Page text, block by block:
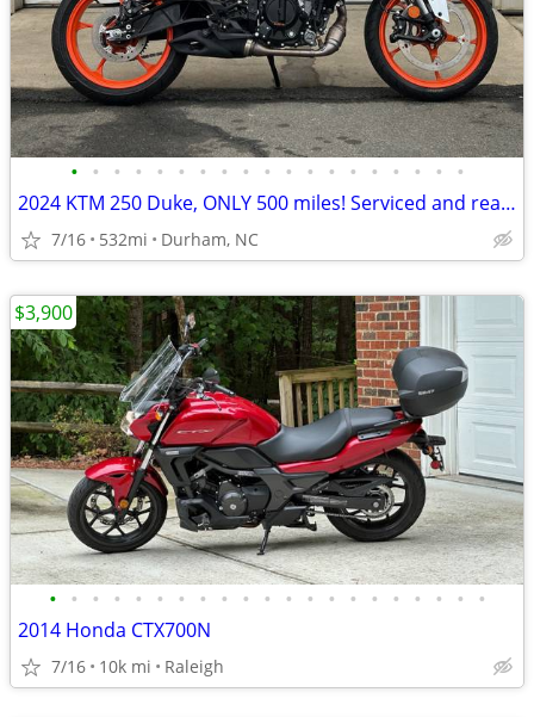
• • • • • • • • • • • • • • • • • • •
2024 KTM 250 Duke, ONLY 500 miles! Serviced and ready to roll!
7/16 532mi Durham, NC
• • • • • • • • • • • • • • • • • • • • •
2014 Honda CTX700N
7/16 10k mi Raleigh
$3,900